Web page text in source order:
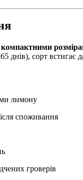
компактними
днів), сорт встигає
лимону
споживання
гроверів